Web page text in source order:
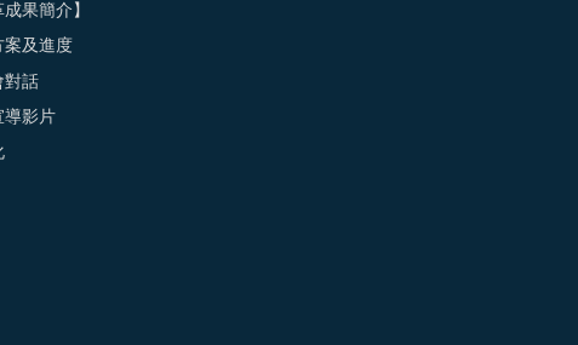
成果簡介】
案及進度
對話
導影片